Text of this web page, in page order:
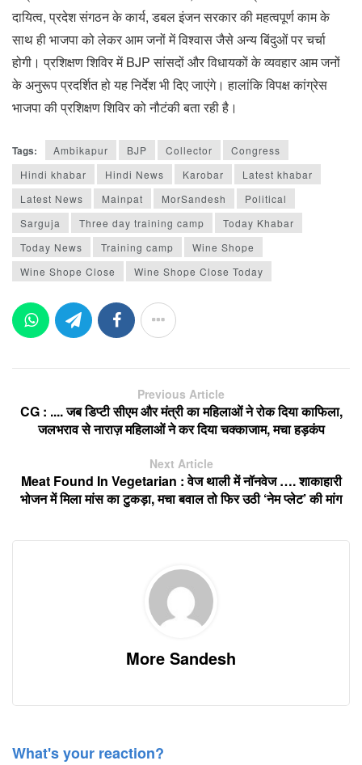
दायित्व, प्रदेश संगठन के कार्य, डबल इंजन सरकार की महत्वपूर्ण काम के
साथ ही भाजपा को लेकर आम जनों में विश्वास जैसे अन्य बिंदुओं पर चर्चा
होगी। प्रशिक्षण शिविर में BJP सांसदों और विधायकों के व्यवहार आम जनों
के अनुरूप प्रदर्शित हो यह निर्देश भी दिए जाएंगे। हालांकि विपक्ष कांग्रेस
भाजपा की प्रशिक्षण शिविर को नौटंकी बता रही है।
Tags: Ambikapur BJP Collector
Congress
Hindi khabar
Hindi News Karobar
Latest khabar
Latest News
Mainpat MorSandesh
Political
Sarguja
Three day training camp
Today Khabar
Today News
Training camp
Wine Shope
Wine Shope Close
Wine Shope Close Today
Previous Article
CG : .... जब डिप्टी सीएम और मंत्री का महिलाओं ने रोक दिया काफिला,
जलभराव से नाराज़ महिलाओं ने कर दिया चक्काजाम, मचा हड़कंप
Next Article
Meat Found In Vegetarian : वेज थाली में नॉनवेज …. शाकाहारी
भोजन में मिला मांस का टुकड़ा, मचा बवाल तो फिर उठी ‘नेम प्लेट’ की मांग
More Sandesh
What's your reaction?